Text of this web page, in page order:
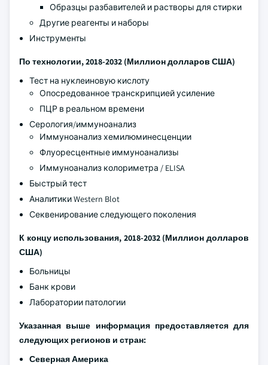
Образцы разбавителей и растворы для стирки
Другие реагенты и наборы
Инструменты
По технологии, 2018-2032 (Миллион долларов США)
Тест на нуклеиновую кислоту
Опосредованное транскрипцией усиление
ПЦР в реальном времени
Серология/иммуноанализ
Иммуноанализ хемилюминесценции
Флуоресцентные иммуноанализы
Иммуноанализ колориметра / ELISA
Быстрый тест
Аналитики Western Blot
Секвенирование следующего поколения
К концу использования, 2018-2032 (Миллион долларов
США)
Больницы
Банк крови
Лаборатории патологии
Указанная выше информация предоставляется для
следующих регионов и стран:
Северная Америка